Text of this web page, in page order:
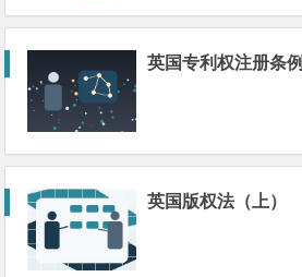
英国专利权注册条例
英国版权法（上）